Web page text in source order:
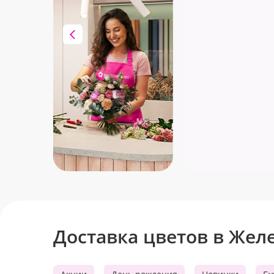
Лето любви и цветов
Свадебный сезон в самом разгаре!
Доставка цветов в